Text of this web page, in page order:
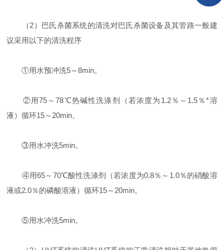
（2）巴氏杀菌系统的清洗对巴氏杀菌设备及其管路一般建
议采用以下的清洗程序
①用水预冲洗5～8min。
②用75～78℃热碱性洗涤剂（若浓度为1.2％～1.5％*溶
液）循环15～20min。
③用水冲洗5min。
④用65～70℃酸性洗涤剂（若浓度为0.8％～1.0％的硝酸溶
液或2.0％的磷酸溶液）循环15～20min。
⑤用水冲洗5min。